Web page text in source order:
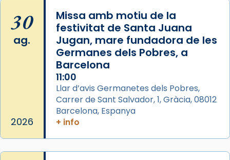
📸 J. Merino
Photo
View on Facebook Share
Arquebisbat de Barcelona
de Barcelona.
2 weeks ago
Aquest dilluns, 27 de juliol, ha tingut lloc la
missa d’acció de gràcies en agraïment al
30
ag.
2026
Missa amb motiu de la
festivitat de Santa Juana
Jugan, mare fundadora de les
Germanes dels Pobres, a
Barcelona
11:00
Llar d’avis Germanetes dels Pobres,
Carrer de Sant Salvador, 1, Gràcia, 08012
Barcelona, Espanya
+ info